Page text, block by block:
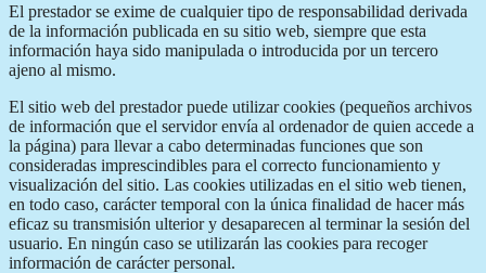
El prestador se exime de cualquier tipo de responsabilidad derivada
de la información publicada en su sitio web, siempre que esta
información haya sido manipulada o introducida por un tercero
ajeno al mismo.
El sitio web del prestador puede utilizar cookies (pequeños archivos
de información que el servidor envía al ordenador de quien accede a
la página) para llevar a cabo determinadas funciones que son
consideradas imprescindibles para el correcto funcionamiento y
visualización del sitio. Las cookies utilizadas en el sitio web tienen,
en todo caso, carácter temporal con la única finalidad de hacer más
eficaz su transmisión ulterior y desaparecen al terminar la sesión del
usuario. En ningún caso se utilizarán las cookies para recoger
información de carácter personal.